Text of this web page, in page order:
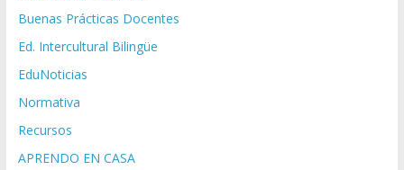
Buenas Prácticas Docentes
Ed. Intercultural Bilingüe
EduNoticias
Normativa
Recursos
APRENDO EN CASA